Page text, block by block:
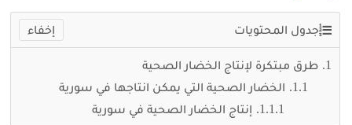
جدول المحتويات
طرق مبتكرة لإنتاج الخضار الصحية
الخضار الصحية التي يمكن انتاجها في سورية
إنتاج الخضار الصحية في سورية